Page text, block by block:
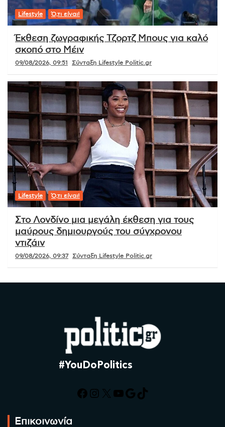
Lifestyle Ό,τι είναι!
Έκθεση ζωγραφικής Τζορτζ Μπους για καλό
σκοπό στο Μέιν
09/08/2026, 09:51 Σύνταξη Lifestyle Politic.gr
Lifestyle Ό,τι είναι!
Στο Λονδίνο μια μεγάλη έκθεση για τους
μαύρους δημιουργούς του σύγχρονου
ντιζάιν
09/08/2026, 09:37 Σύνταξη Lifestyle Politic.gr
#YouDoPolitics
Facebook
Instagram
X YouTube
Google
TikTok
Επικοινωνία